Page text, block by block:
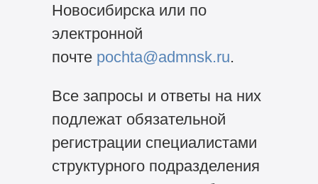
Новосибирска или по
электронной
почте pochta@admnsk.ru.
Все запросы и ответы на них
подлежат обязательной
регистрации специалистами
структурного подразделения